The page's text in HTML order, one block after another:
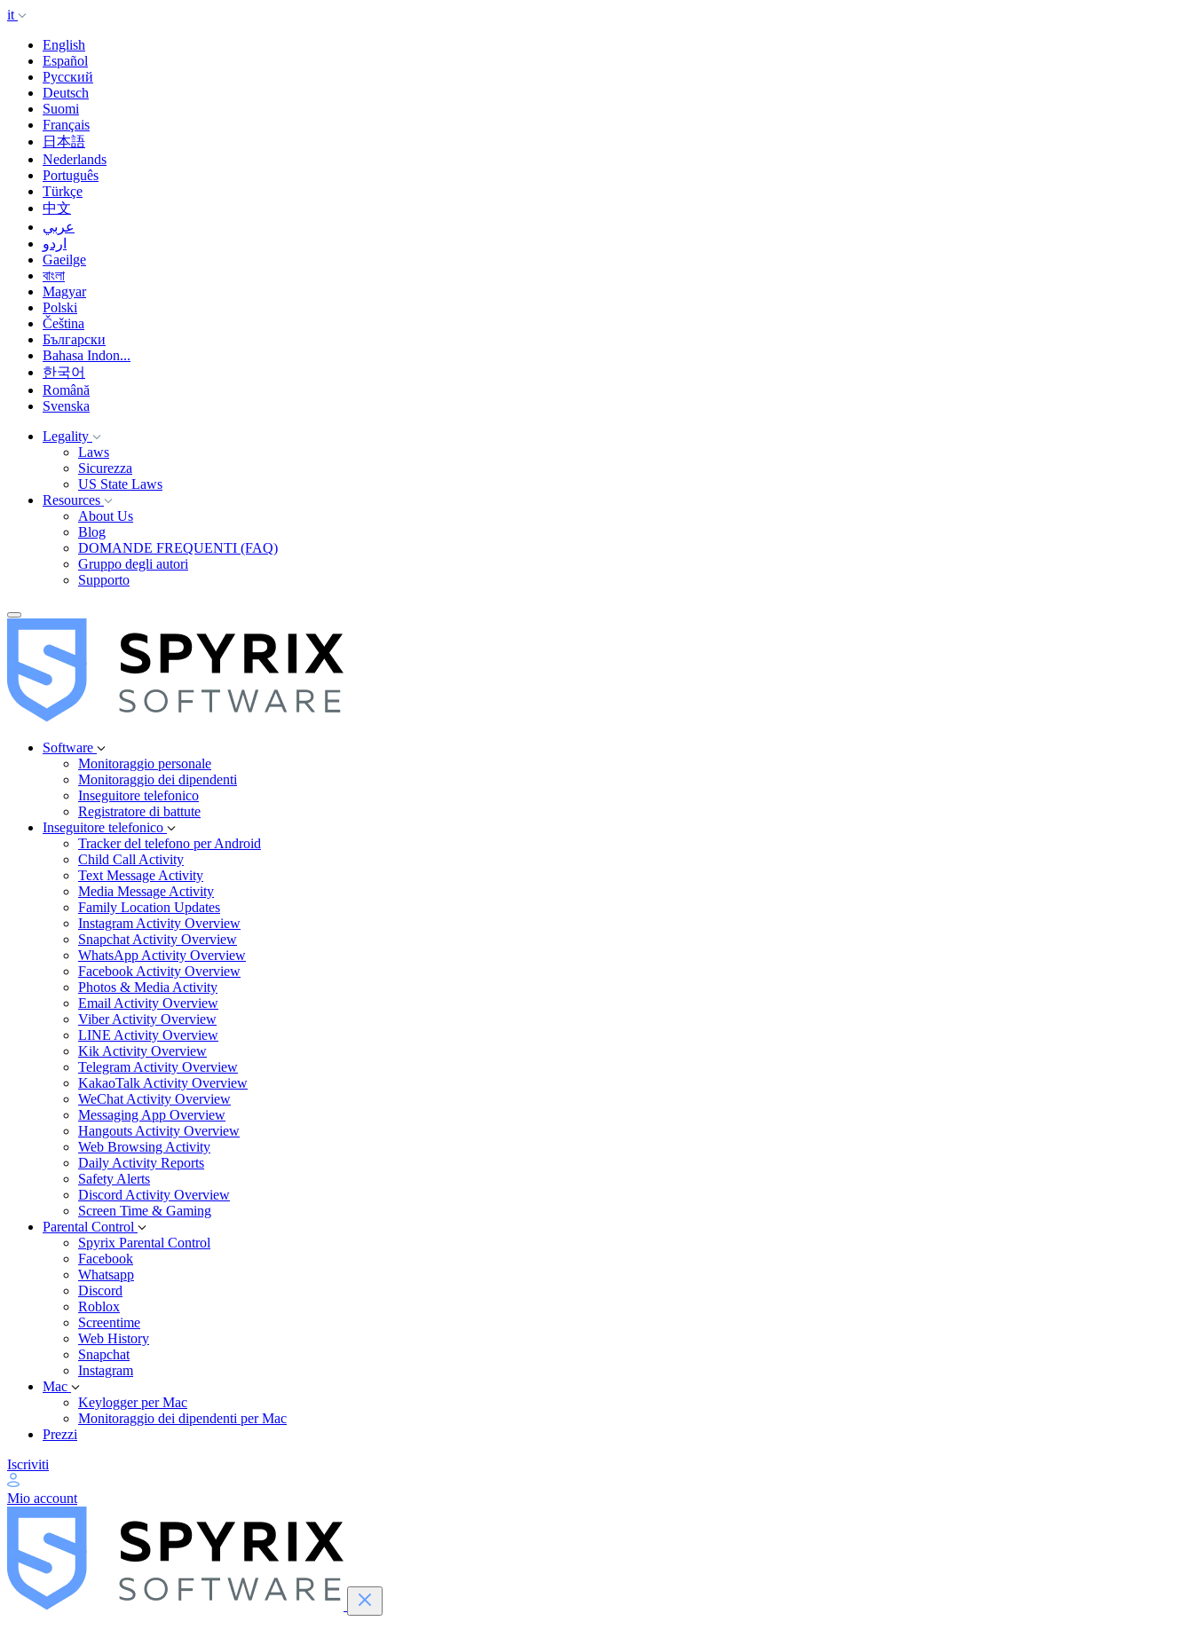
it
English
Español
Русский
Deutsch
Suomi
Français
日本語
Nederlands
Português
Türkçe
中文
عربي
اردو
Gaeilge
বাংলা
Magyar
Polski
Čeština
Български
Bahasa Indon...
한국어
Română
Svenska
Legality
Laws
Sicurezza
US State Laws
Resources
About Us
Blog
DOMANDE FREQUENTI (FAQ)
Gruppo degli autori
Supporto
Software
Monitoraggio personale
Monitoraggio dei dipendenti
Inseguitore telefonico
Registratore di battute
Inseguitore telefonico
Tracker del telefono per Android
Child Call Activity
Text Message Activity
Media Message Activity
Family Location Updates
Instagram Activity Overview
Snapchat Activity Overview
WhatsApp Activity Overview
Facebook Activity Overview
Photos & Media Activity
Email Activity Overview
Viber Activity Overview
LINE Activity Overview
Kik Activity Overview
Telegram Activity Overview
KakaoTalk Activity Overview
WeChat Activity Overview
Messaging App Overview
Hangouts Activity Overview
Web Browsing Activity
Daily Activity Reports
Safety Alerts
Discord Activity Overview
Screen Time & Gaming
Parental Control
Spyrix Parental Control
Facebook
Whatsapp
Discord
Roblox
Screentime
Web History
Snapchat
Instagram
Mac
Keylogger per Mac
Monitoraggio dei dipendenti per Mac
Prezzi
Iscriviti
Mio account